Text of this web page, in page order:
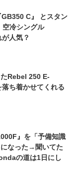
GB350 C』 とスタン
空冷シングル
人気？
Rebel 250 E-
ち着かせてくれる
』を「予備知識
なった→聞いてた
の道は1日にし
象 編】